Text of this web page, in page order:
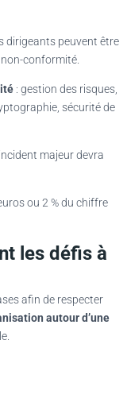
dirigeants peuvent être
conformité.
: gestion des risques,
sécurité de
majeur devra
ou 2 % du chiffre
les défis à
afin de respecter
autour d’une